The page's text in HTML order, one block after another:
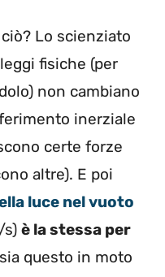
Lo scienziato
fisiche (per
non cambiano
inerziale
certe forze
altre). E poi
luce nel vuoto
s) è la stessa per
questo in moto